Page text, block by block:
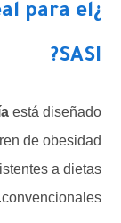
para el
SASI?
está diseñado
de obesidad
a dietas
convencionales.